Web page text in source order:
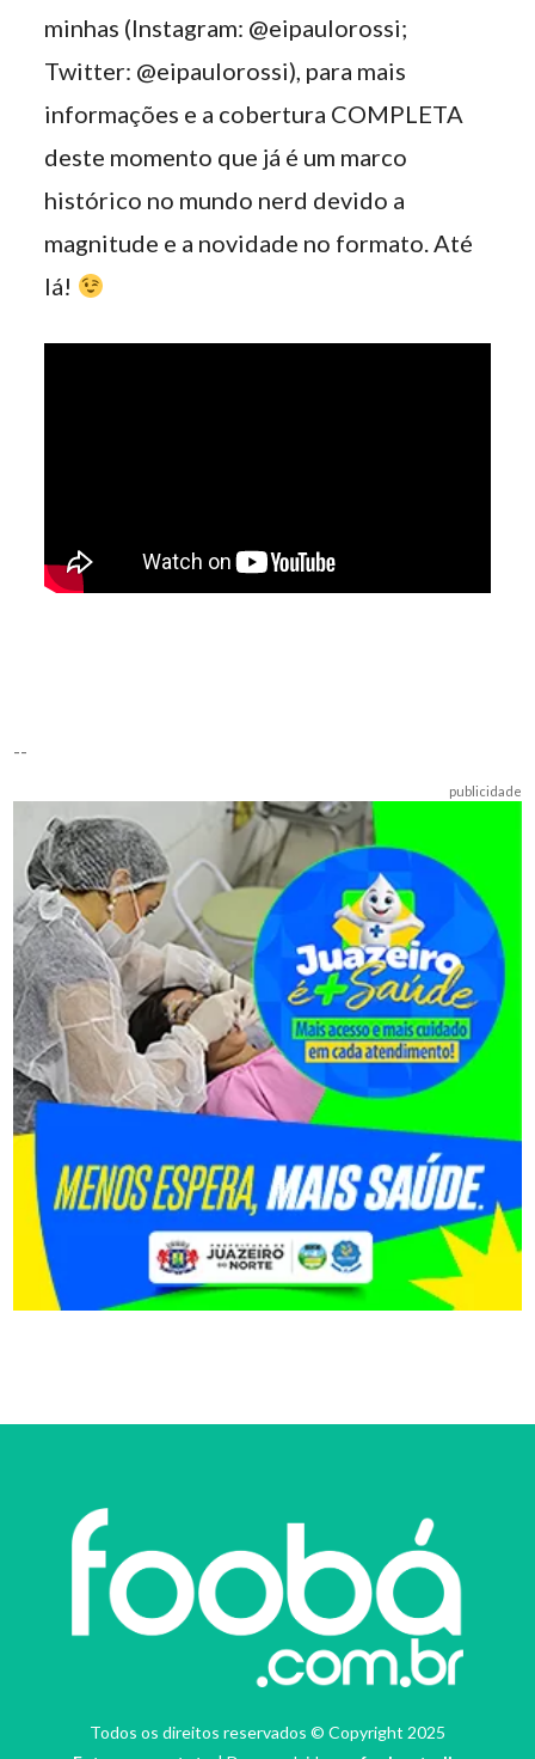
minhas (Instagram: @eipaulorossi;
Twitter: @eipaulorossi), para mais
informações e a cobertura COMPLETA
deste momento que já é um marco
histórico no mundo nerd devido a
magnitude e a novidade no formato. Até
lá!
--
publicidade
Todos os direitos reservados © Copyright 2025